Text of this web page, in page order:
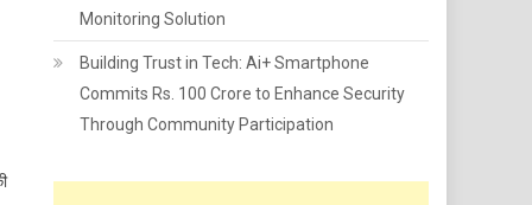
Monitoring Solution
Building Trust in Tech: Ai+ Smartphone
Commits Rs. 100 Crore to Enhance Security
Through Community Participation